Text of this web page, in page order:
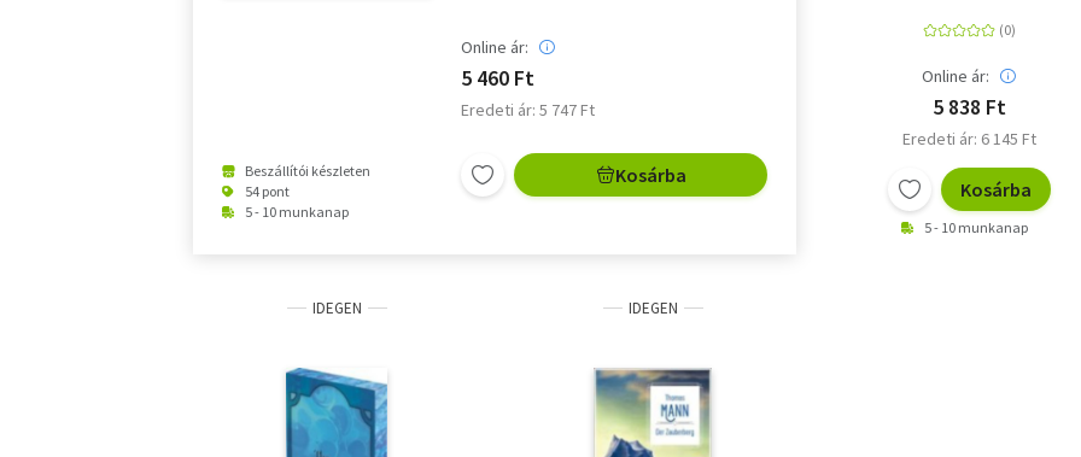
Beszállítói készleten
54 pont
5 - 10 munkanap
Online ár:
5 460 Ft
Eredeti ár: 5 747 Ft
Kosárba
Online ár:
5 838 Ft
Eredeti ár: 6 145 Ft
Kosárba
5 - 10 munkanap
IDEGEN IDEGEN